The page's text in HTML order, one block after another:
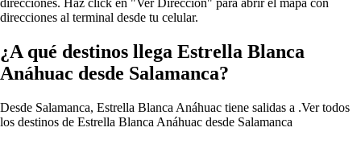
direcciones. Haz click en "Ver Dirección" para abrir el mapa con
direcciones al terminal desde tu celular.
¿A qué destinos llega Estrella Blanca
Anáhuac desde Salamanca?
Desde Salamanca, Estrella Blanca Anáhuac tiene salidas a .Ver todos
los destinos de Estrella Blanca Anáhuac desde Salamanca